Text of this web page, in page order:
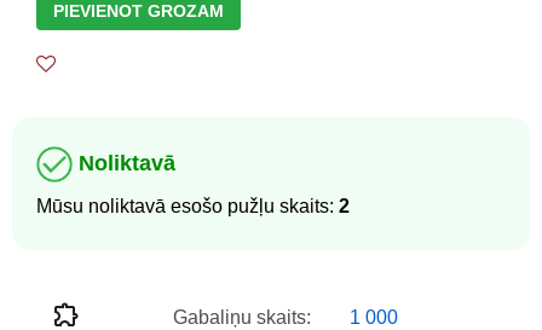
PIEVIENOT GROZAM
Noliktavā
Mūsu noliktavā esošo pužļu skaits: 2
Gabaliņu skaits: 1 000